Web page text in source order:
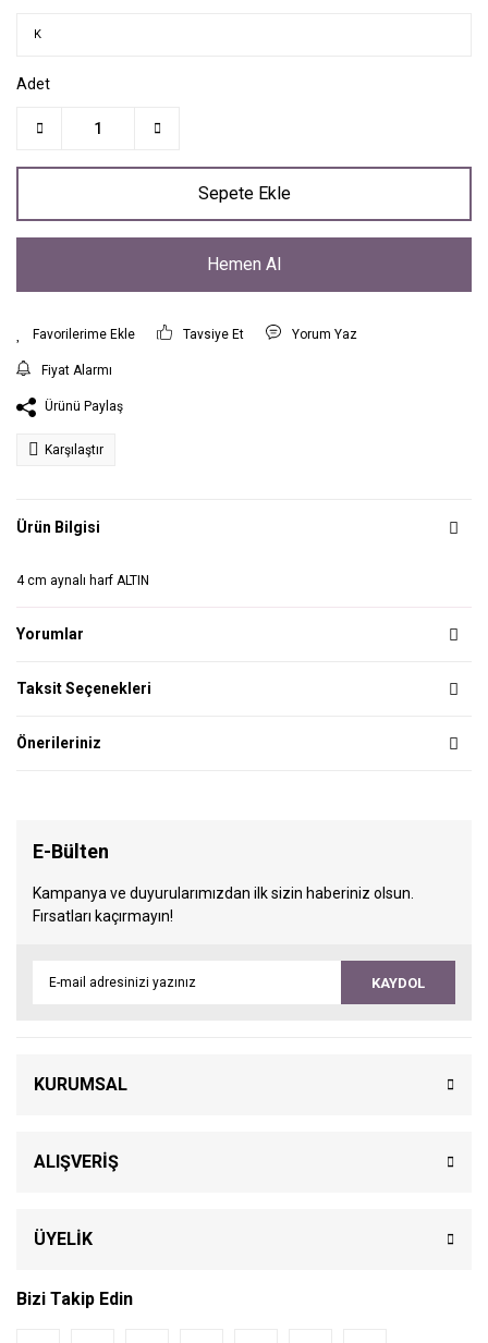
Adet
Sepete Ekle
Hemen Al
Tavsiye Et Yorum Yaz
Fiyat Alarmı
Ürünü Paylaş
Karşılaştır
Ürün Bilgisi
4 cm aynalı harf ALTIN
Yorumlar
Taksit Seçenekleri
Önerileriniz
E-Bülten
Kampanya ve duyurularımızdan ilk sizin haberiniz olsun.
Fırsatları kaçırmayın!
KAYDOL
KURUMSAL
ALIŞVERİŞ
ÜYELİK
Bizi Takip Edin